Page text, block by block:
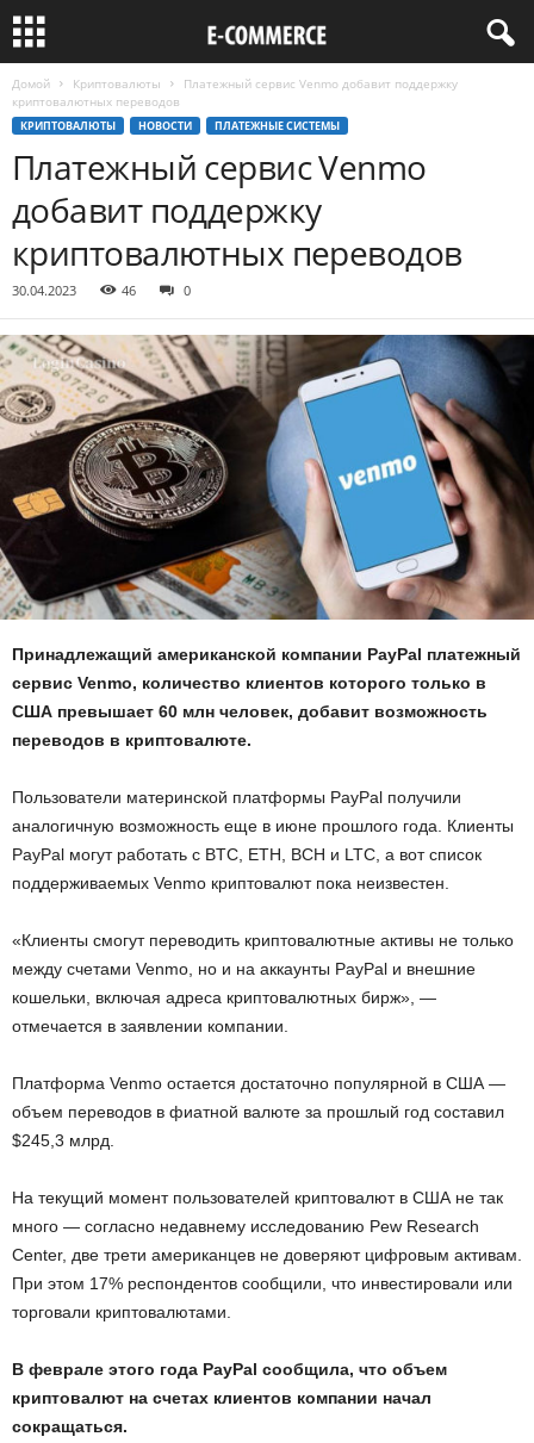
Домой Криптовалюты
Платежный сервис Venmo добавит поддержку
криптовалютных переводов
КРИПТОВАЛЮТЫ НОВОСТИ ПЛАТЕЖНЫЕ СИСТЕМЫ
Платежный сервис Venmo
добавит поддержку
криптовалютных переводов
30.04.2023 46 0
Принадлежащий американской компании PayPal платежный
сервис Venmo, количество клиентов которого только в
США превышает 60 млн человек, добавит возможность
переводов в криптовалюте.
Пользователи материнской платформы PayPal получили
аналогичную возможность еще в июне прошлого года. Клиенты
PayPal могут работать с BTC, ETH, BCH и LTC, а вот список
поддерживаемых Venmo криптовалют пока неизвестен.
«Клиенты смогут переводить криптовалютные активы не только
между счетами Venmo, но и на аккаунты PayPal и внешние
кошельки, включая адреса криптовалютных бирж», ―
отмечается в заявлении компании.
Платформа Venmo остается достаточно популярной в США ―
объем переводов в фиатной валюте за прошлый год составил
$245,3 млрд.
На текущий момент пользователей криптовалют в США не так
много ― согласно недавнему исследованию Pew Research
Center, две трети американцев не доверяют цифровым активам.
При этом 17% респондентов сообщили, что инвестировали или
торговали криптовалютами.
В феврале этого года PayPal сообщила, что объем
криптовалют на счетах клиентов компании начал
сокращаться.